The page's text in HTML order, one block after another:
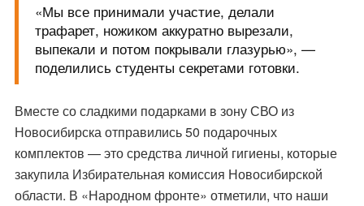
«Мы все принимали участие, делали
трафарет, ножиком аккуратно вырезали,
выпекали и потом покрывали глазурью», —
поделились студенты секретами готовки.
Вместе со сладкими подарками в зону СВО из
Новосибирска отправились 50 подарочных
комплектов — это средства личной гигиены, которые
закупила Избирательная комиссия Новосибирской
области. В «Народном фронте» отметили, что наши